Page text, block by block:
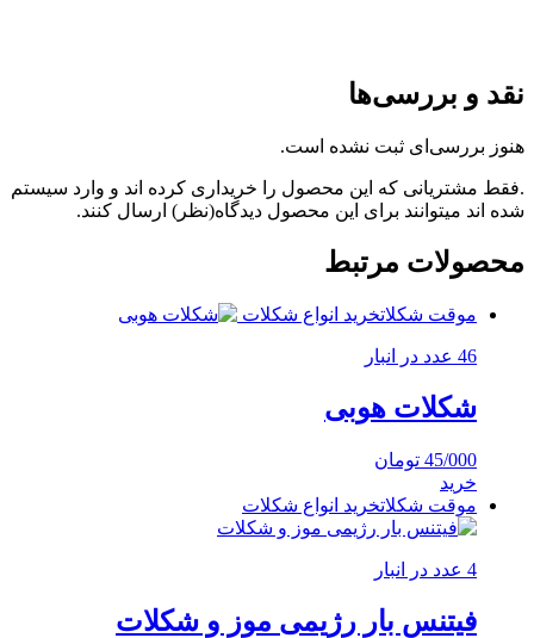
نقد و بررسی‌ها
هنوز بررسی‌ای ثبت نشده است.
.فقط مشتریانی که این محصول را خریداری کرده اند و وارد سیستم
شده اند میتوانند برای این محصول دیدگاه(نظر) ارسال کنند.
محصولات مرتبط
موقت شکلاتخرید انواع شکلات
46 عدد در انبار
شکلات هوبی
45/000 تومان
خرید
موقت شکلاتخرید انواع شکلات
4 عدد در انبار
فیتنس بار رژیمی موز و شکلات